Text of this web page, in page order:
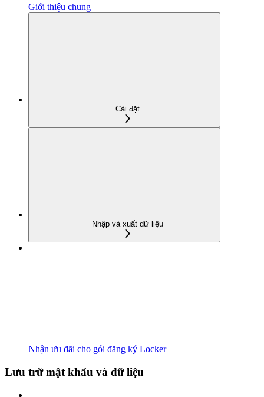
Giới thiệu chung
Cài đặt
Nhập và xuất dữ liệu
Nhận ưu đãi cho gói đăng ký Locker
Lưu trữ mật khẩu và dữ liệu